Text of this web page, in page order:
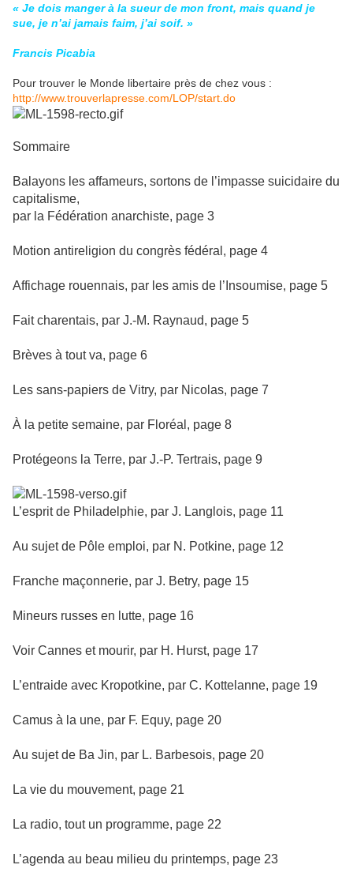
« Je dois manger à la sueur de mon front, mais quand je
sue, je n’ai jamais faim, j’ai soif. »
Francis Picabia
Pour trouver le Monde libertaire près de chez vous :
http://www.trouverlapresse.com/LOP/start.do
Sommaire
Balayons les affameurs, sortons de l’impasse suicidaire du
capitalisme,
par la Fédération anarchiste, page 3
Motion antireligion du congrès fédéral, page 4
Affichage rouennais, par les amis de l’Insoumise, page 5
Fait charentais, par J.-M. Raynaud, page 5
Brèves à tout va, page 6
Les sans-papiers de Vitry, par Nicolas, page 7
À la petite semaine, par Floréal, page 8
Protégeons la Terre, par J.-P. Tertrais, page 9
L’esprit de Philadelphie, par J. Langlois, page 11
Au sujet de Pôle emploi, par N. Potkine, page 12
Franche maçonnerie, par J. Betry, page 15
Mineurs russes en lutte, page 16
Voir Cannes et mourir, par H. Hurst, page 17
L’entraide avec Kropotkine, par C. Kottelanne, page 19
Camus à la une, par F. Equy, page 20
Au sujet de Ba Jin, par L. Barbesois, page 20
La vie du mouvement, page 21
La radio, tout un programme, page 22
L’agenda au beau milieu du printemps, page 23